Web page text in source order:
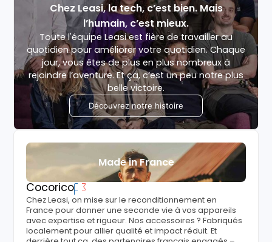
Chez Leasi, la tech, c’est bien. Mais
l’humain, c’est mieux.
Toute l'équipe Leasi est fière de travailler au
quotidien pour améliorer votre quotidien. Chaque
jour, vous êtes de plus en plus nombreux à
rejoindre l’aventure. Et ça, c’est un peu notre plus
belle victoire.
Découvrez notre histoire
Made in France
Cocorico
Chez Leasi, on mise sur le reconditionnement en
France pour donner une seconde vie à vos appareils
avec expertise et rigueur. Nos accessoires ? Fabriqués
localement pour allier qualité et impact réduit. Et